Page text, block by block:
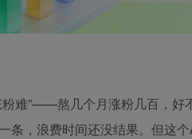
粉难”——熬几个月涨粉几百，
条，浪费时间还没结果。但这